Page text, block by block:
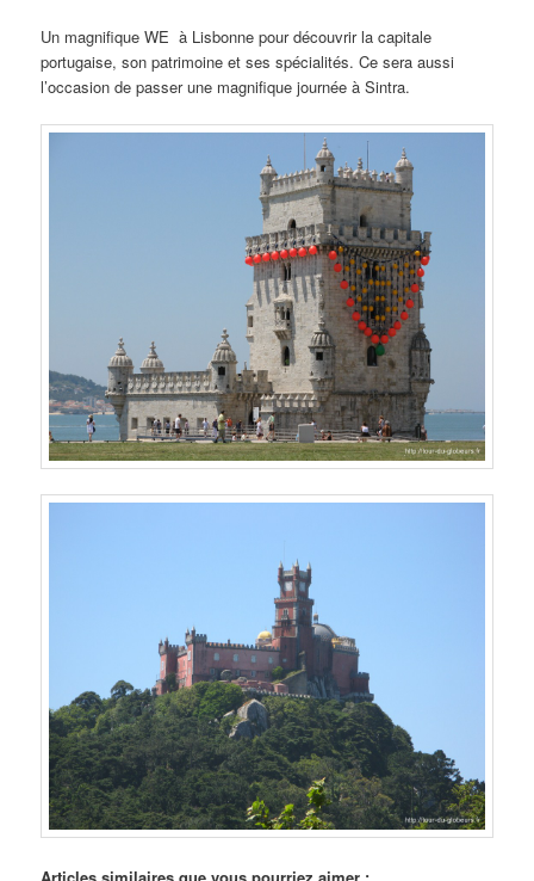
Un magnifique WE à Lisbonne pour découvrir la capitale
portugaise, son patrimoine et ses spécialités. Ce sera aussi
l’occasion de passer une magnifique journée à Sintra.
Articles similaires que vous pourriez aimer :